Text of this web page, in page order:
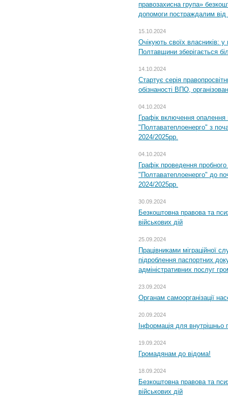
правозахисна група»
допомоги постраждалим від
15.10.2024
Очікують своїх власників: у
Полтавщини зберігається
14.10.2024
Стартує серія
обізнаності ВПО,
04.10.2024
Графік включення
"Полтаватеплоенерго" з
2024/2025рр.
04.10.2024
Графік проведення
"Полтаватеплоенерго" до
2024/2025рр.
30.09.2024
Безкоштовна правова та
військових дій
25.09.2024
Працівниками міграційної
підроблення паспортних
адміністративних послуг
23.09.2024
Органам самоорганізації
20.09.2024
Інформація для внутрішньо
19.09.2024
Громадянам до відома!
18.09.2024
Безкоштовна правова та
військових дій